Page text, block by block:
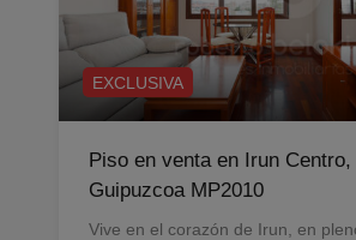
EXCLUSIVA
Piso en venta en Irun Centro,
Guipuzcoa MP2010
Vive en el corazón de Irun, en